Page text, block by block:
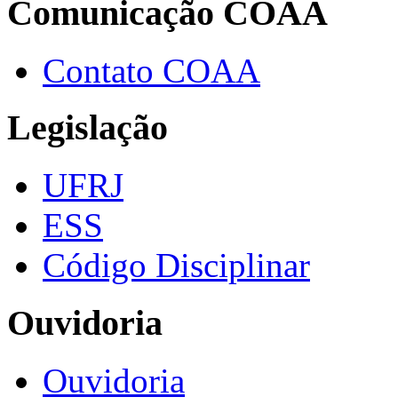
Comunicação COAA
Contato COAA
Legislação
UFRJ
ESS
Código Disciplinar
Ouvidoria
Ouvidoria